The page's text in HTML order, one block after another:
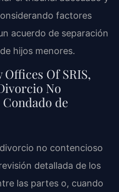
factores
acuerdo de separación
hijos menores.
Of SRIS,
No
de
no contencioso
detallada de los
las partes o, cuando